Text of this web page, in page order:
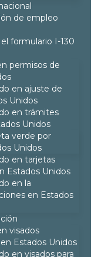
de empleo
formulario I-130
permisos de
en ajuste de
Unidos
en trámites
Unidos
verde por
Unidos
en tarjetas
Estados Unidos
en la
en Estados
visados
Estados Unidos
en visados para